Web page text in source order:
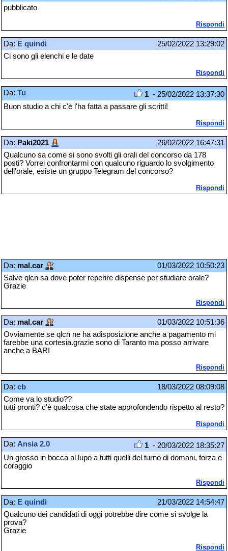
pubblicato
Rispondi
Da: E quindi
25/02/2022 13:29:02
Ci sono gli elenchi e le date
Rispondi
Da: Tu 1 - 25/02/2022 13:37:30
Buon studio a chi c'è l'ha fatta a passare gli scritti!
Rispondi
Da: Paki2021
26/02/2022 16:47:31
Qualcuno sa come si sono svolti gli orali del concorso da 178
posti? Vorrei confrontarmi con qualcuno riguardo lo svolgimento
dell'orale, esiste un gruppo Telegram del concorso?
Rispondi
Da: mal.car
01/03/2022 10:50:23
Salve qlcn sa dove poter reperire dispense per studiare orale?
Grazie
Rispondi
Da: mal.car
01/03/2022 10:51:36
Ovviamente se qlcn ne ha adisposizione anche a pagamento mi
farebbe una cortesia.grazie sono di Taranto ma posso arrivare
anche a BARI
Rispondi
Da: cb
18/03/2022 08:09:08
Come va lo studio??
tutti pronti? c'è qualcosa che state approfondendo rispetto al resto?
Rispondi
Da: Ansia 2.0 1 - 20/03/2022 18:35:27
Un grosso in bocca al lupo a tutti quelli del turno di domani, forza e
coraggio
Rispondi
Da: E quindi
21/03/2022 14:54:47
Qualcuno dei candidati di oggi potrebbe dire come si svolge la
prova?
Grazie
Rispondi